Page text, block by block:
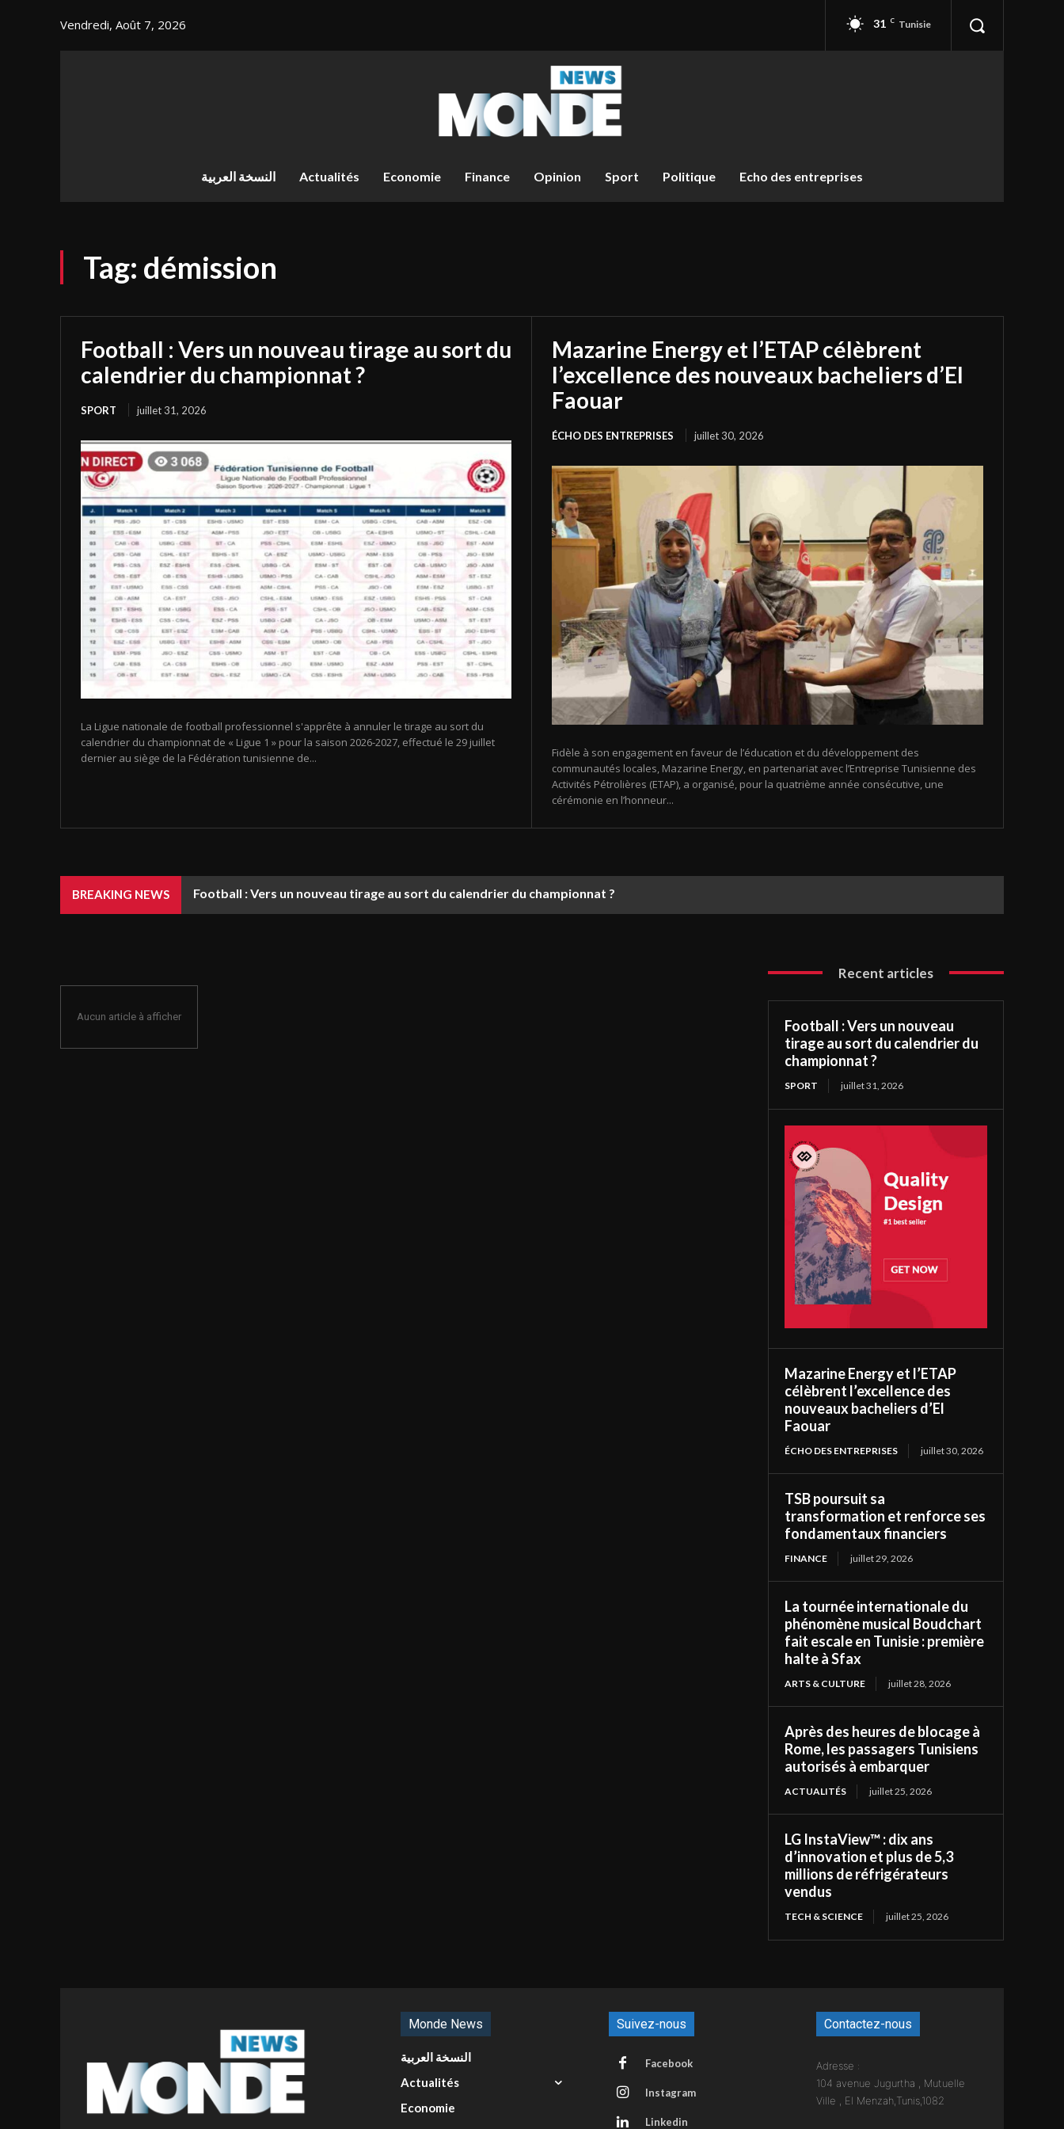
Vendredi, Août 7, 2026 31 C Tunisie
النسخة العربية Actualités Economie Finance Opinion Sport Politique Echo des entreprises
Tag: démission
Football : Vers un nouveau tirage au sort du
calendrier du championnat ?
SPORT juillet 31, 2026
La Ligue nationale de football professionnel s'apprête à annuler le tirage au sort du
calendrier du championnat de « Ligue 1 » pour la saison 2026-2027, effectué le 29 juillet
dernier au siège de la Fédération tunisienne de...
Mazarine Energy et l’ETAP célèbrent
l’excellence des nouveaux bacheliers d’El
Faouar
ÉCHO DES ENTREPRISES juillet 30, 2026
Fidèle à son engagement en faveur de l’éducation et du développement des
communautés locales, Mazarine Energy, en partenariat avec l’Entreprise Tunisienne des
Activités Pétrolières (ETAP), a organisé, pour la quatrième année consécutive, une
cérémonie en l’honneur...
BREAKING NEWS Football : Vers un nouveau tirage au sort du calendrier du championnat ?
Aucun article à afficher
Recent articles
Football : Vers un nouveau
tirage au sort du calendrier du
championnat ?
SPORT juillet 31, 2026
Mazarine Energy et l’ETAP
célèbrent l’excellence des
nouveaux bacheliers d’El
Faouar
ÉCHO DES ENTREPRISES juillet 30, 2026
TSB poursuit sa
transformation et renforce ses
fondamentaux financiers
FINANCE juillet 29, 2026
La tournée internationale du
phénomène musical Boudchart
fait escale en Tunisie : première
halte à Sfax
ARTS & CULTURE juillet 28, 2026
Après des heures de blocage à
Rome, les passagers Tunisiens
autorisés à embarquer
ACTUALITÉS juillet 25, 2026
LG InstaView™ : dix ans
d’innovation et plus de 5,3
millions de réfrigérateurs
vendus
TECH & SCIENCE juillet 25, 2026
Monde News
النسخة العربية
Actualités
Economie
Suivez-nous
Facebook
Instagram
Linkedin
Contactez-nous
Adresse :
104 avenue Jugurtha , Mutuelle
Ville , El Menzah,Tunis,1082